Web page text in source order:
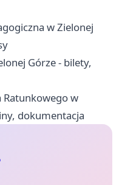
w Zielonej
Górze - bilety,
Ratunkowego w
dokumentacja